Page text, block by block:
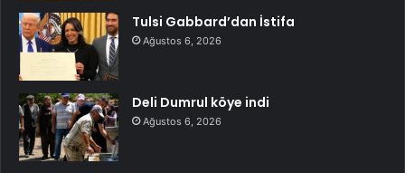
Tulsi Gabbard’dan İstifa
Ağustos 6, 2026
Deli Dumrul köye indi
Ağustos 6, 2026